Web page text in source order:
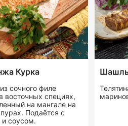
Курка
сочного филе
восточных специях,
на мангале на
Подаётся с
соусом.